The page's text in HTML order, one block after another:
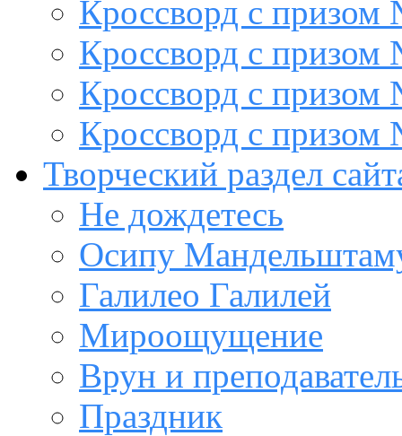
Кроссворд с
Кроссворд с
Кроссворд с
Кроссворд с
Творческий раздел
Не дождетесь
Осипу
Галилео Галилей
Мироощущение
Врун и
Праздник